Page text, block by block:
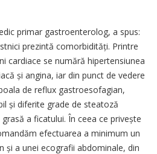
primar gastroenterolog, a spus:
prezintă comorbidități. Printre
cardiace se numără hipertensiunea
și angina, iar din punct de vedere
de reflux gastroesofagian,
și diferite grade de steatoză
a ficatului. În ceea ce privește
efectuarea a minimum un
și a unei ecografii abdominale, din